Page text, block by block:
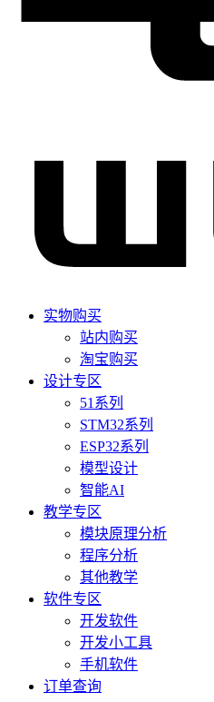
实物购买
站内购买
淘宝购买
设计专区
51系列
STM32系列
ESP32系列
模型设计
智能AI
教学专区
模块原理分析
程序分析
其他教学
软件专区
开发软件
开发小工具
手机软件
订单查询